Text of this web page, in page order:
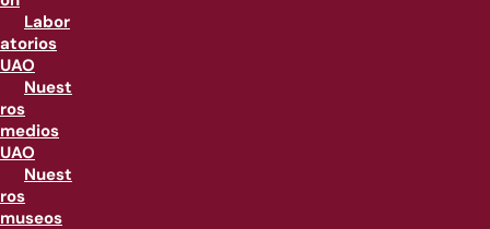
Labor
atorios
UAO
Nuest
ros
medios
UAO
Nuest
ros
museos